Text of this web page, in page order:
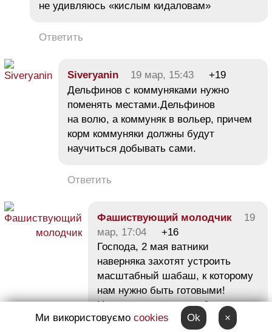
не удивляюсь «кислым кидаловам»
Ответить
Siveryanin 19 мар, 15:43
+19
Дельфинов с коммуняками нужно
поменять местами.Дельфинов
на волю, а коммуняк в вольер, причем
корм коммуняки должны будут
научиться добывать сами.
Ответить
Фашиствующий молодчик
19
мар, 17:04
+16
Господа, 2 мая ватники
наверняка захотят устроить
масштабный шабаш, к которому
нам нужно быть готовыми!
Нацгвардия, конечно, быстро
их успокоит, но и нам нельзя
Ми використовуємо cookies Ok ×